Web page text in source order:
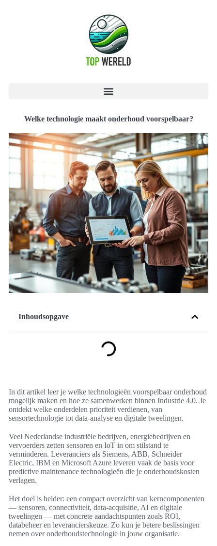
Welke technologie maakt onderhoud voorspelbaar?
Inhoudsopgave
In dit artikel leer je welke technologieën voorspelbaar onderhoud
mogelijk maken en hoe ze samenwerken binnen Industrie 4.0. Je
ontdekt welke onderdelen prioriteit verdienen, van
sensortechnologie tot data-analyse en digitale tweelingen.
Veel Nederlandse industriële bedrijven, energiebedrijven en
vervoerders zetten sensoren en IoT in om stilstand te
verminderen. Leveranciers als Siemens, ABB, Schneider
Electric, IBM en Microsoft Azure leveren vaak de basis voor
predictive maintenance technologieën die je onderhoudskosten
verlagen.
Het doel is helder: een compact overzicht van kerncomponenten
— sensoren, connectiviteit, data-acquisitie, AI en digitale
tweelingen — met concrete aandachtspunten zoals ROI,
databeheer en leverancierskeuze. Zo kun je betere beslissingen
nemen over onderhoudstechnologie in jouw organisatie.